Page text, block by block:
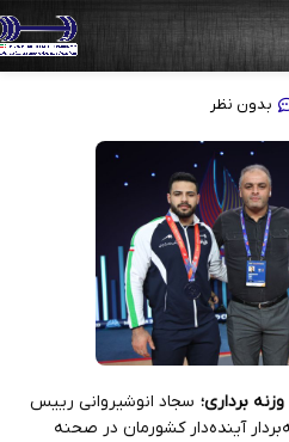
آینده دست به کارهای بزرگ‌تر می‌زنند
بدون نظر
برداری؛ سجاد انوشیروانی رییس
آینده‌دار کشورمان در صحنه